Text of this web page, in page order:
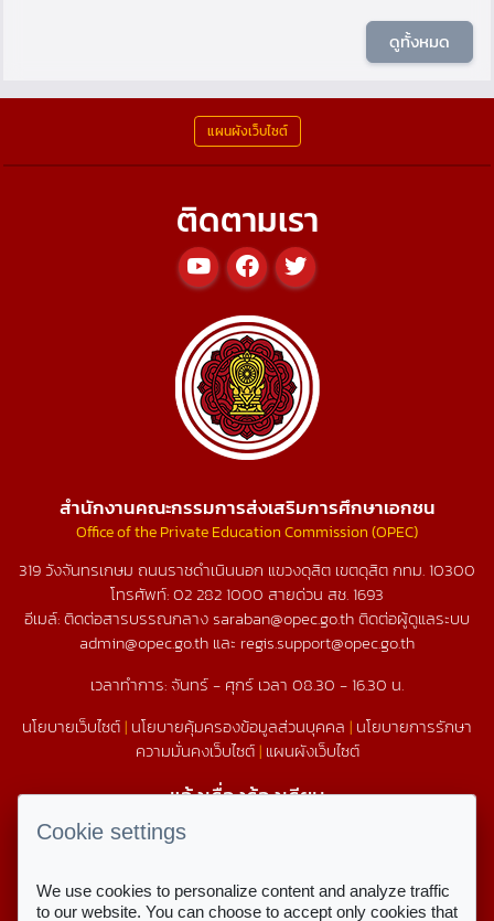
ดูทั้งหมด
แผนผังเว็บไซต์
ติดตามเรา
สำนักงานคณะกรรมการส่งเสริมการศึกษาเอกชน
Office of the Private Education Commission (OPEC)
319 วังจันทรเกษม ถนนราชดำเนินนอก แขวงดุสิต เขตดุสิต กทม. 10300
โทรศัพท์:02 282 1000 สายด่วน สช.1693
อีเมล์: ติดต่อสารบรรณกลาง saraban@opec.go.th ติดต่อผู้ดูแลระบบ
admin@opec.go.th และ regis.support@opec.go.th
เวลาทำการ: จันทร์ - ศุกร์ เวลา 08.30 - 16.30 น.
นโยบายเว็บไซต์| นโยบายคุ้มครองข้อมูลส่วนบุคคล | นโยบายการรักษา
ความมั่นคงเว็บไซต์| แผนผังเว็บไซต์
แจ้งเรื่องร้องเรียน
1579
สถิติการใช้งานเว็บไซต์
Cookie settings
We use cookies to personalize content and analyze traffic
to our website. You can choose to accept only cookies that